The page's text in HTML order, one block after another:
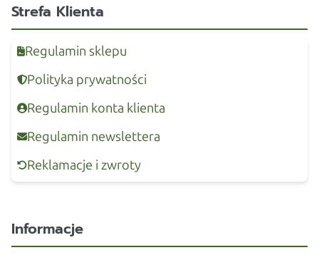
Strefa Klienta
Regulamin sklepu
Polityka prywatności
Regulamin konta klienta
Regulamin newslettera
Reklamacje i zwroty
Informacje